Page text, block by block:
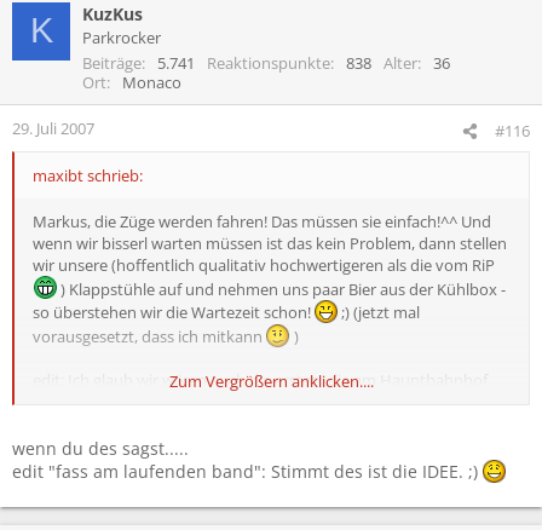
K KuzKus
Parkrocker
Beiträge
5.741 Reaktionspunkte 838 Alter
36
Ort
Monaco
29. Juli 2007 #116
maxibt schrieb:
Markus, die Züge werden fahren! Das müssen sie einfach!^^ Und
wenn wir bisserl warten müssen ist das kein Problem, dann stellen
wir unsere (hoffentlich qualitativ hochwertigeren als die vom RiP
) Klappstühle auf und nehmen uns paar Bier aus der Kühlbox -
so überstehen wir die Wartezeit schon!
;) (jetzt mal
vorausgesetzt, dass ich mitkann
)
edit: Ich glaub wir wären auch die ersten, die am Hauptbahnhof
Zum Vergrößern anklicken....
wenn du des sagst.....
edit "fass am laufenden band": Stimmt des ist die IDEE. ;)